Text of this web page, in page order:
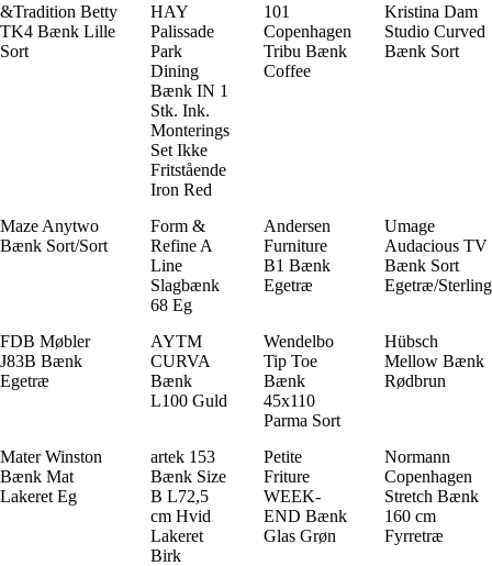
&Tradition Betty
TK4 Bænk Lille
Sort
HAY
Palissade
Park
Dining
Bænk IN 1
Stk. Ink.
Monterings
Set Ikke
Fritstående
Iron Red
101
Copenhagen
Tribu Bænk
Coffee
Kristina Dam
Studio Curved
Bænk Sort
Maze Anytwo
Bænk Sort/Sort
Form &
Refine A
Line
Slagbænk
68 Eg
Andersen
Furniture
B1 Bænk
Egetræ
Umage
Audacious TV
Bænk Sort
Egetræ/Sterling
FDB Møbler
J83B Bænk
Egetræ
AYTM
CURVA
Bænk
L100 Guld
Wendelbo
Tip Toe
Bænk
45x110
Parma Sort
Hübsch
Mellow Bænk
Rødbrun
Mater Winston
Bænk Mat
Lakeret Eg
artek 153
Bænk Size
B L72,5
cm Hvid
Lakeret
Birk
Petite
Friture
WEEK-
END Bænk
Glas Grøn
Normann
Copenhagen
Stretch Bænk
160 cm
Fyrretræ